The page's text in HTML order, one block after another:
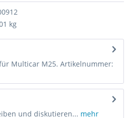
kg
Multicar M25. Artikelnummer:
und diskutieren... mehr